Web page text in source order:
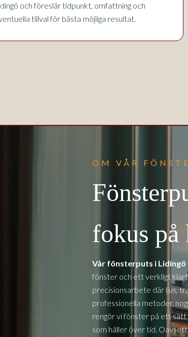
och föreslår tidpunkt, omfattning och
tillval för bästa möjliga resultat.
OM VÅR
fokus
Vår fönsterputs i Lidingö
fönster och ett verkligt
precisionsarbete där ljus,
professionella metoder,
rengör vi fönster på ett
som håller över tid.